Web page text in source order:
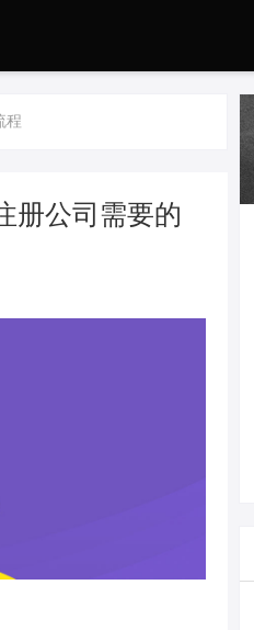
程
册公司需要的